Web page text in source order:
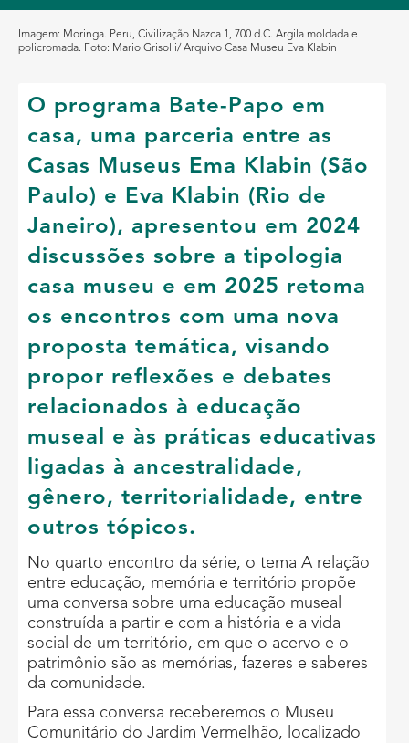
Imagem: Moringa. Peru, Civilização Nazca 1, 700 d.C. Argila moldada e
policromada. Foto: Mario Grisolli/ Arquivo Casa Museu Eva Klabin
O programa Bate-Papo em
casa, uma parceria entre as
Casas Museus Ema Klabin (São
Paulo) e Eva Klabin (Rio de
Janeiro), apresentou em 2024
discussões sobre a tipologia
casa museu e em 2025 retoma
os encontros com uma nova
proposta temática, visando
propor reflexões e debates
relacionados à educação
museal e às práticas educativas
ligadas à ancestralidade,
gênero, territorialidade, entre
outros tópicos.
No quarto encontro da série, o tema A relação
entre educação, memória e território propõe
uma conversa sobre uma educação museal
construída a partir e com a história e a vida
social de um território, em que o acervo e o
patrimônio são as memórias, fazeres e saberes
da comunidade.
Para essa conversa receberemos o Museu
Comunitário do Jardim Vermelhão, localizado